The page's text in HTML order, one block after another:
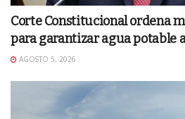
Corte Constitucional ordena
para garantizar agua potable
AGOSTO 5, 2026